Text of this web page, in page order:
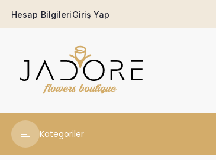
Hesap BilgileriGiriş Yap
Kategoriler